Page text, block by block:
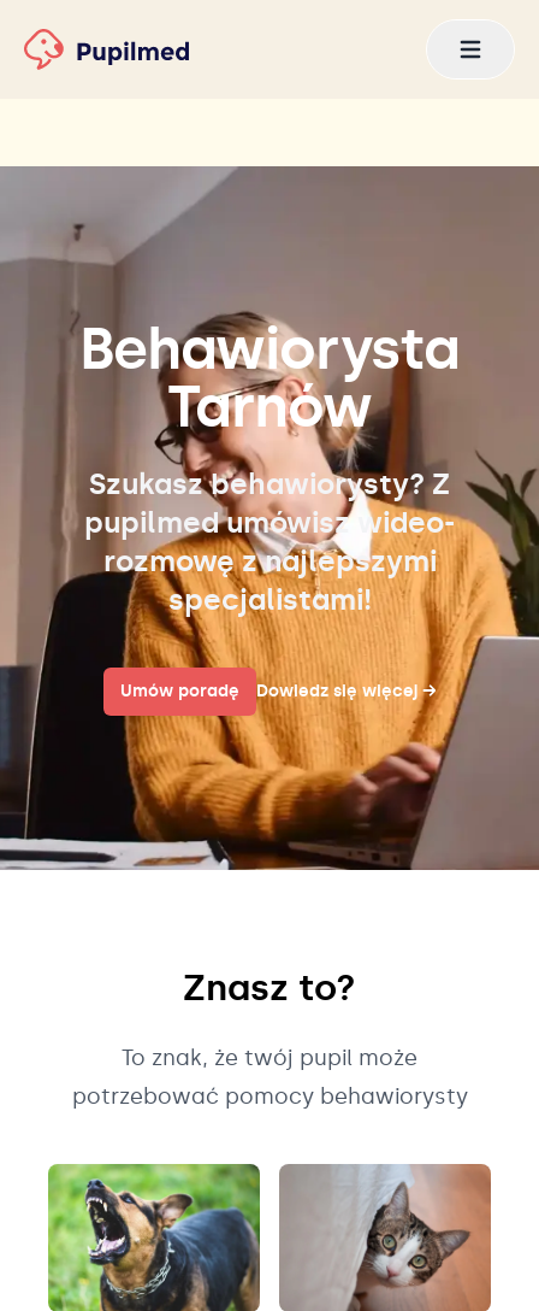
Behawiorysta
Tarnów
Szukasz behawiorysty? Z
pupilmed umówisz wideo-
rozmowę z najlepszymi
specjalistami!
Umów poradę Dowiedz się więcej →
Znasz to?
To znak, że twój pupil może
potrzebować pomocy behawiorysty